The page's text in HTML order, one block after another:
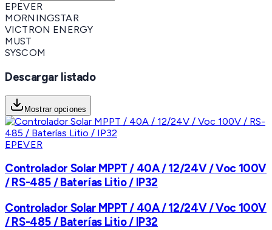
EPEVER
MORNINGSTAR
VICTRON ENERGY
MUST
SYSCOM
Descargar listado
Mostrar opciones
EPEVER
Controlador Solar MPPT / 40A / 12/24V / Voc 100V
/ RS-485 / Baterías Litio / IP32
Controlador Solar MPPT / 40A / 12/24V / Voc 100V
/ RS-485 / Baterías Litio / IP32